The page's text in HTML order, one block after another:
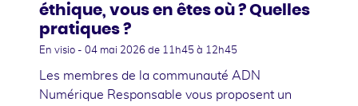
éthique, vous en êtes où ? Quelles
pratiques ?
En visio - 04 mai 2026 de 11h45 à 12h45
Les membres de la communauté ADN
Numérique Responsable vous proposent un